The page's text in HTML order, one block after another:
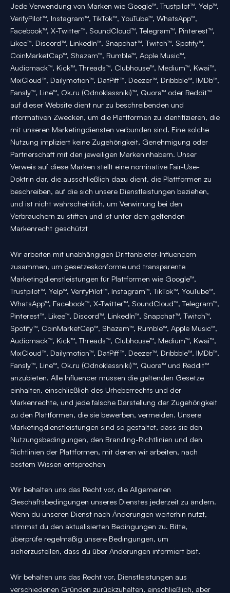
Jede Verwendung von Marken wie Google™, Trustpilot™, Yelp™,
VerifyPilot™, Instagram™, TikTok™, YouTube™, WhatsApp™,
Facebook™, X-Twitter™, SoundCloud™, Telegram™, Pinterest™,
Likee™, Discord™, LinkedIn™, Snapchat™, Twitch™, Spotify™,
CoinMarketCap™, Shazam™, Rumble™, Apple Music™,
Audiomack™, Kick™, Threads™, Clubhouse™, Medium™, Kwai™,
MixCloud™, Dailymotion™, DatPiff™, Deezer™, Dribbble™, IMDb™,
Fansly™, Line™, Ok.ru (Odnoklassniki)™, Quora™ oder Reddit™
auf dieser Website dient nur zu beschreibenden und
informativen Zwecken, um die Plattformen zu identifizieren, die
mit unseren Marketingdiensten verbunden sind. Eine solche
Nutzung impliziert keine Zugehörigkeit, Genehmigung oder
Partnerschaft mit den jeweiligen Markeninhabern. Unser
Verweis auf diese Marken stellt eine nominative Fair-Use-
Doktrin dar, die ausschließlich dazu dient, die Plattformen zu
beschreiben, auf die sich unsere Dienstleistungen beziehen,
und ist nicht wahrscheinlich, um Verwirrung bei den
Verbrauchern zu stiften und ist unter dem geltenden
Markenrecht geschützt
Wir arbeiten mit unabhängigen Drittanbieter-Influencern
zusammen, um gesetzeskonforme und transparente
Marketingdienstleistungen für Plattformen wie Google™,
Trustpilot™, Yelp™, VerifyPilot™, Instagram™, TikTok™, YouTube™,
WhatsApp™, Facebook™, X-Twitter™, SoundCloud™, Telegram™,
Pinterest™, Likee™, Discord™, LinkedIn™, Snapchat™, Twitch™,
Spotify™, CoinMarketCap™, Shazam™, Rumble™, Apple Music™,
Audiomack™, Kick™, Threads™, Clubhouse™, Medium™, Kwai™,
MixCloud™, Dailymotion™, DatPiff™, Deezer™, Dribbble™, IMDb™,
Fansly™, Line™, Ok.ru (Odnoklassniki)™, Quora™ und Reddit™
anzubieten. Alle Influencer müssen die geltenden Gesetze
einhalten, einschließlich des Urheberrechts und der
Markenrechte, und jede falsche Darstellung der Zugehörigkeit
zu den Plattformen, die sie bewerben, vermeiden. Unsere
Marketingdienstleistungen sind so gestaltet, dass sie den
Nutzungsbedingungen, den Branding-Richtlinien und den
Richtlinien der Plattformen, mit denen wir arbeiten, nach
bestem Wissen entsprechen
Wir behalten uns das Recht vor, die Allgemeinen
Geschäftsbedingungen unseres Dienstes jederzeit zu ändern.
Wenn du unseren Dienst nach Änderungen weiterhin nutzt,
stimmst du den aktualisierten Bedingungen zu. Bitte,
überprüfe regelmäßig unsere Bedingungen, um
sicherzustellen, dass du über Änderungen informiert bist.
Wir behalten uns das Recht vor, Dienstleistungen aus
verschiedenen Gründen zurückzuhalten, einschließlich, aber